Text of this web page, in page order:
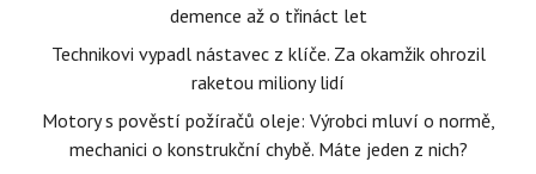
demence až o třináct let
Technikovi vypadl nástavec z klíče. Za okamžik ohrozil
raketou miliony lidí
Motory s pověstí požíračů oleje: Výrobci mluví o normě,
mechanici o konstrukční chybě. Máte jeden z nich?